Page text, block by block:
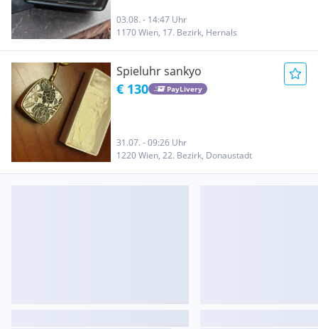
03.08. - 14:47 Uhr
1170 Wien, 17. Bezirk, Hernals
Spieluhr sankyo
€ 130 PayLivery
31.07. - 09:26 Uhr
1220 Wien, 22. Bezirk, Donaustadt